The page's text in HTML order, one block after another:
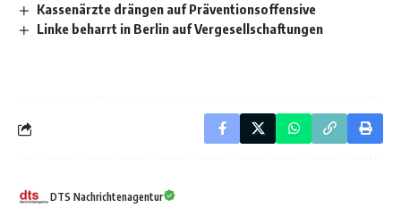
Kassenärzte drängen auf Präventionsoffensive
Linke beharrt in Berlin auf Vergesellschaftungen
DTS Nachrichtenagentur